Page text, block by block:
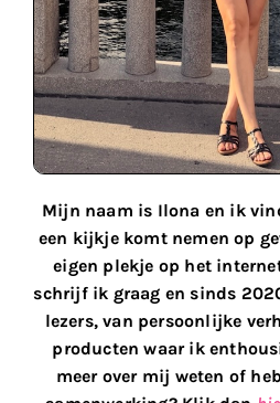
Mijn naam is Ilona en ik
een kijkje komt nemen op
eigen plekje op het
schrijf ik graag en sinds
lezers, van persoonlijke
producten waar ik
meer over mij weten of